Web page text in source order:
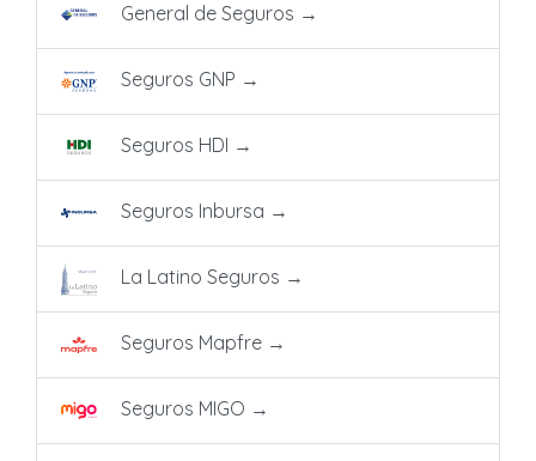
General de Seguros →
Seguros GNP →
Seguros HDI →
Seguros Inbursa →
La Latino Seguros →
Seguros Mapfre →
Seguros MIGO →